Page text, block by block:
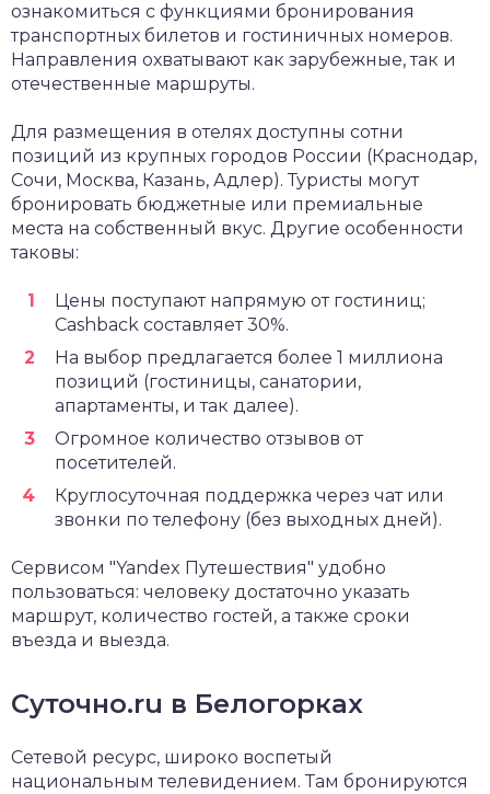
ознакомиться с функциями бронирования
транспортных билетов и гостиничных номеров.
Направления охватывают как зарубежные, так и
отечественные маршруты.
Для размещения в отелях доступны сотни
позиций из крупных городов России (Краснодар,
Сочи, Москва, Казань, Адлер). Туристы могут
бронировать бюджетные или премиальные
места на собственный вкус. Другие особенности
таковы:
Цены поступают напрямую от гостиниц;
Cashback составляет 30%.
На выбор предлагается более 1 миллиона
позиций (гостиницы, санатории,
апартаменты, и так далее).
Огромное количество отзывов от
посетителей.
Круглосуточная поддержка через чат или
звонки по телефону (без выходных дней).
Сервисом "Yandex Путешествия" удобно
пользоваться: человеку достаточно указать
маршрут, количество гостей, а также сроки
въезда и выезда.
Суточно.ru в Белогорках
Сетевой ресурс, широко воспетый
национальным телевидением. Там бронируются